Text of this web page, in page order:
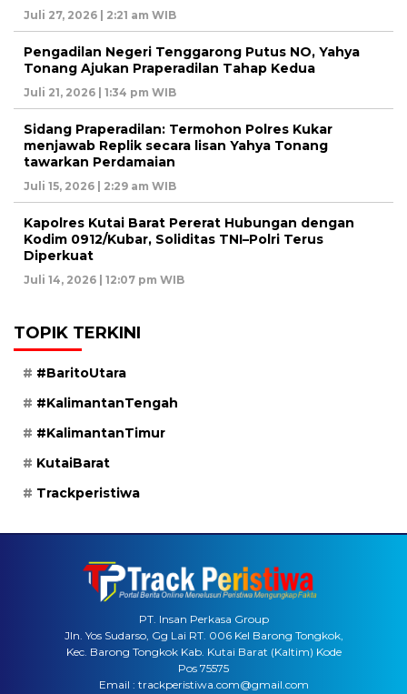
Juli 27, 2026 | 2:21 am WIB
Pengadilan Negeri Tenggarong Putus NO, Yahya
Tonang Ajukan Praperadilan Tahap Kedua
Juli 21, 2026 | 1:34 pm WIB
Sidang Praperadilan: Termohon Polres Kukar
menjawab Replik secara lisan Yahya Tonang
tawarkan Perdamaian
Juli 15, 2026 | 2:29 am WIB
Kapolres Kutai Barat Pererat Hubungan dengan
Kodim 0912/Kubar, Soliditas TNI–Polri Terus
Diperkuat
Juli 14, 2026 | 12:07 pm WIB
TOPIK TERKINI
#BaritoUtara
#KalimantanTengah
#KalimantanTimur
KutaiBarat
Trackperistiwa
PT. Insan Perkasa Group
Jln. Yos Sudarso, Gg Lai RT. 006 Kel Barong Tongkok,
Kec. Barong Tongkok Kab. Kutai Barat (Kaltim) Kode
Pos 75575
Email : trackperistiwa.com@gmail.com